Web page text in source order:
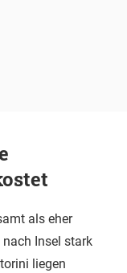
als eher
nach Insel stark
liegen